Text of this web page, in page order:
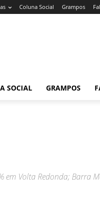
Coluna Social Grampos
SOCIAL GRAMPOS
Volta Redonda; Barra